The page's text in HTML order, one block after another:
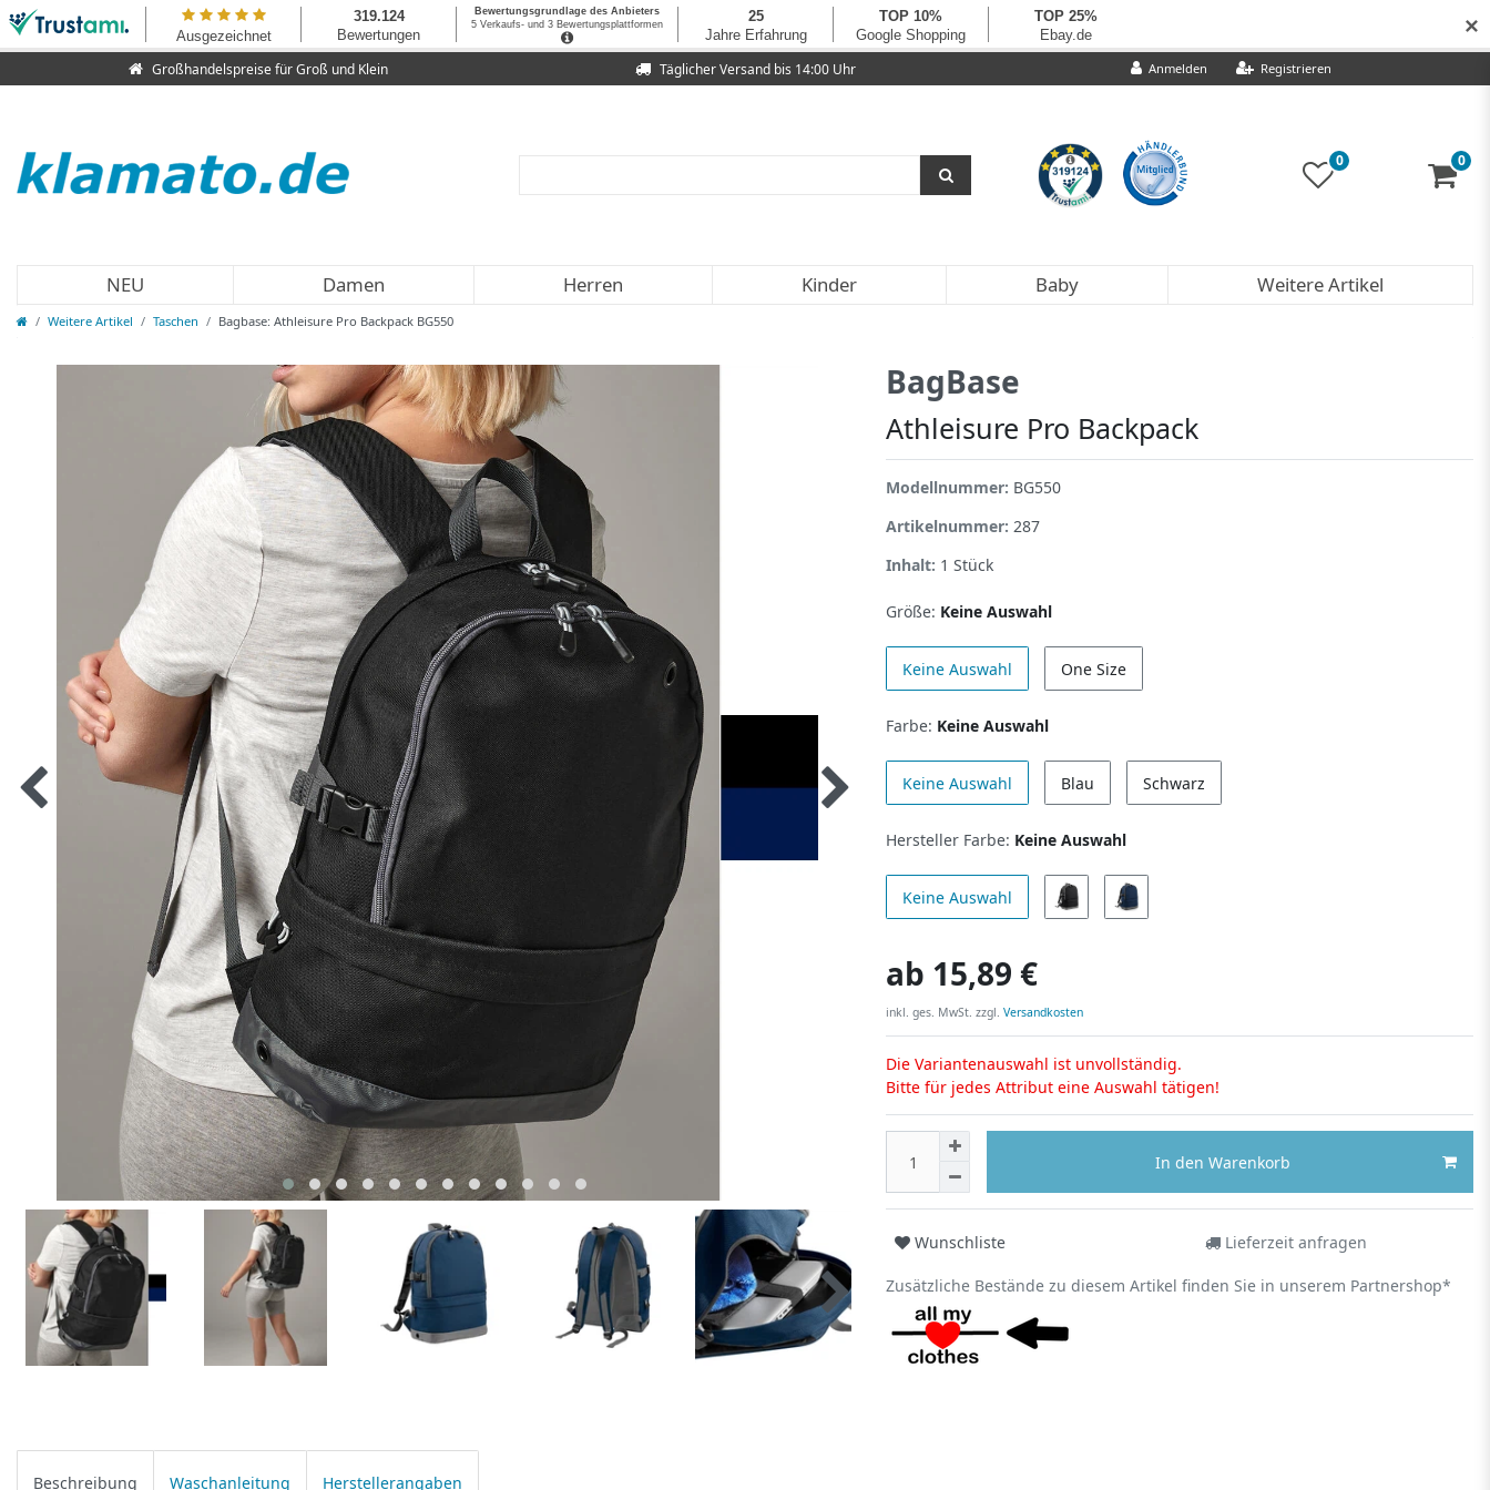
Anmelden Registrieren
Täglicher Versand bis 14:00 Uhr
Großhandelspreise für Groß und Klein
0 0
NEU Damen Herren Kinder Baby Weitere Artikel
Weitere Artikel Taschen Bagbase: Athleisure Pro Backpack BG550
BagBase
Athleisure Pro Backpack
Modellnummer: BG550
Artikelnummer: 287
Inhalt: 1 Stück
Größe: Keine Auswahl
Keine Auswahl One Size
Farbe: Keine Auswahl
Keine Auswahl Blau Schwarz
Hersteller Farbe: Keine Auswahl
Keine Auswahl
ab 15,89 €
inkl. ges. MwSt. zzgl. Versandkosten
Die Variantenauswahl ist unvollständig.
Bitte für jedes Attribut eine Auswahl tätigen!
In den Warenkorb
Wunschliste Lieferzeit anfragen
Zusätzliche Bestände zu diesem Artikel finden Sie in unserem Partnershop*
Beschreibung Waschanleitung Herstellerangaben
✕